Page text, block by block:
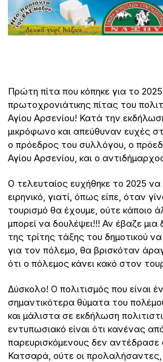
Πρώτη πίτα που κόπηκε για το
πρωτοχρονιάτικης πίτας του
Αγίου Αρσενίου! Κατά την
μικρόφωνο και απεύθυναν ευχές
ο πρόεδρος του συλλόγου, ο
Αγίου Αρσενίου, και ο
Ο τελευταίος ευχήθηκε το 2025 να
ειρηνικό, γιατί, όπως είπε, όταν
τουρισμό θα έχουμε, ούτε κάποιο
μπορεί να δουλέψει!!! Αν έβαζε
της τρίτης τάξης του δημοτικού
για τον πόλεμο, θα βρισκόταν
ότι ο πόλεμος κάνει κακό στον
Δύσκολο! Ο πολιτισμός που είναι
σημαντικότερα θύματα του
και μάλιστα σε εκδήλωση
εντυπωσιακό είναι ότι κανένας
παρευρισκόμενους δεν
Κατσαρά, ούτε οι προλαλήσαντες,